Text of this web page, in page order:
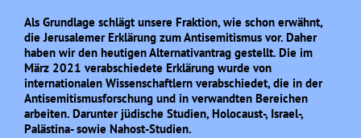
Als Grundlage schlägt unsere Fraktion, wie schon erwähnt,
die Jerusalemer Erklärung zum Antisemitismus vor. Daher
haben wir den heutigen Alternativantrag gestellt. Die im
März 2021 verabschiedete Erklärung wurde von
internationalen Wissenschaftlern verabschiedet, die in der
Antisemitismusforschung und in verwandten Bereichen
arbeiten. Darunter jüdische Studien, Holocaust-, Israel-,
Palästina- sowie Nahost-Studien.